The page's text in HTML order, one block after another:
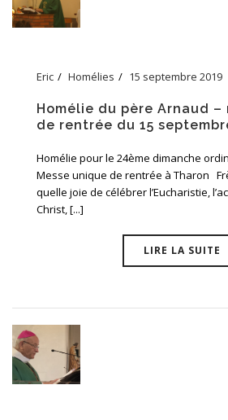
Eric Homélies 15 septembre 2019
Homélie du père Arnaud –
de rentrée du 15
Homélie pour le 24ème dimanche
Messe unique de rentrée à Tharon
quelle joie de célébrer l’Eucharistie,
Christ, [...]
LIRE LA SUITE